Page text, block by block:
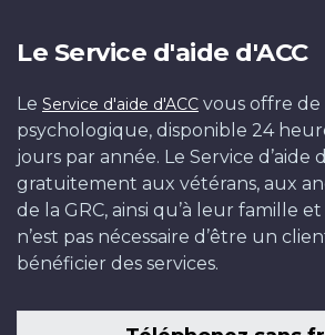
Le Service d'aide d'ACC
Le Service d'aide d'ACC vous offre de
psychologique, disponible 24
jours par année. Le Service d’aide
gratuitement aux vétérans, aux
de la GRC, ainsi qu’à leur famille et
n’est pas nécessaire d’être un
bénéficier des services.